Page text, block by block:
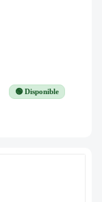
🟢 Disponible